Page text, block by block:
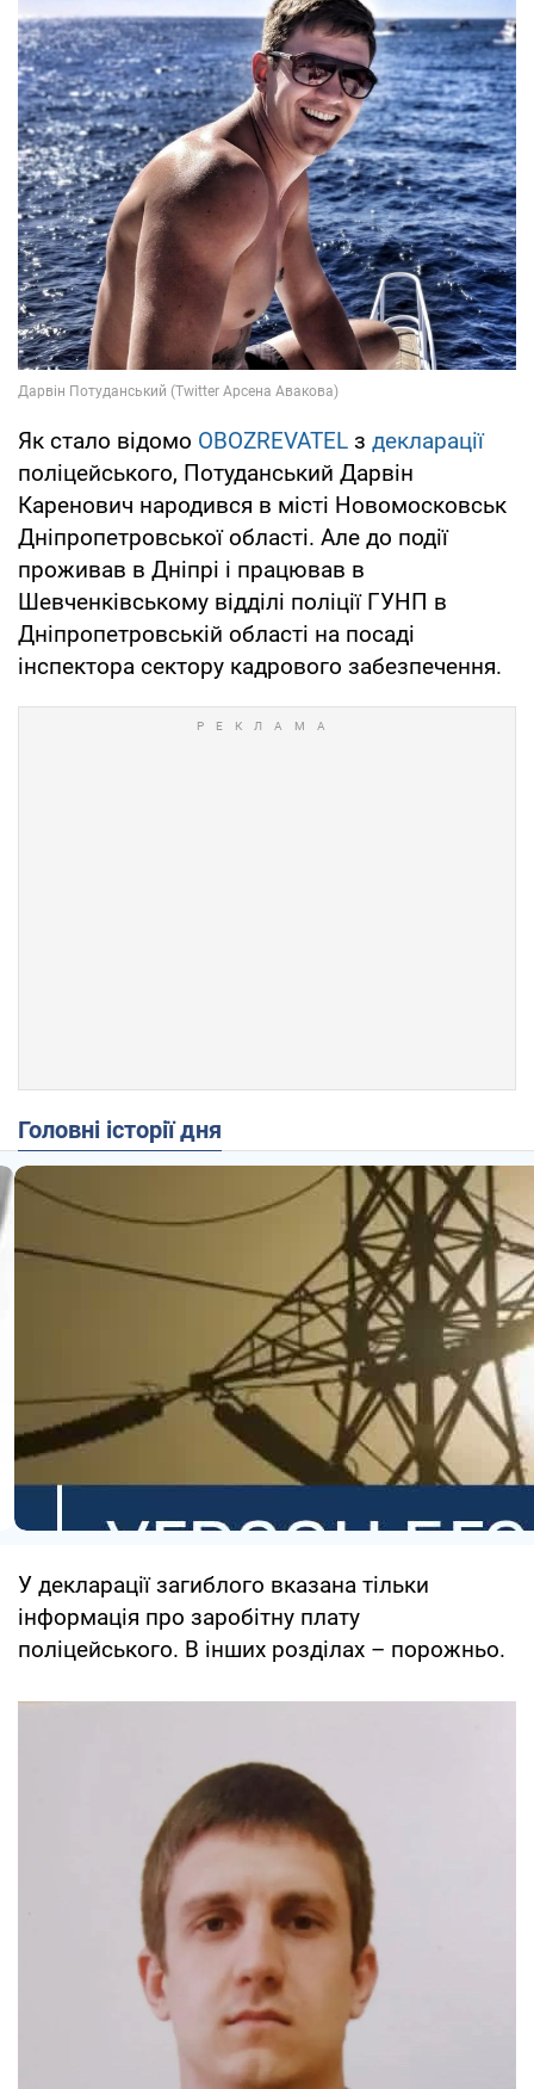
Як стало відомо OBOZREVATEL з декларації
поліцейського, Потуданський Дарвін
Каренович народився в місті Новомосковськ
Дніпропетровської області. Але до події
проживав в Дніпрі і працював в
Шевченківському відділі поліції ГУНП в
Дніпропетровській області на посаді
інспектора сектору кадрового забезпечення.
Головні історії дня
У декларації загиблого вказана тільки
інформація про заробітну плату
поліцейського. В інших розділах – порожньо.